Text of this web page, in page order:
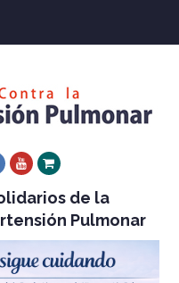
Youtube
Xing
de la
Pulmonar